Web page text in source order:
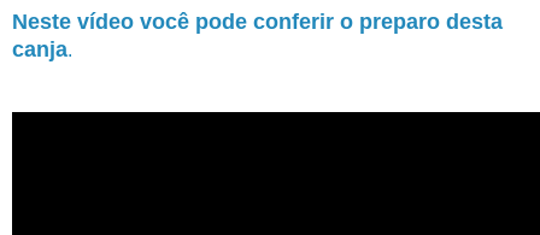
Neste vídeo você pode conferir o preparo desta
canja.